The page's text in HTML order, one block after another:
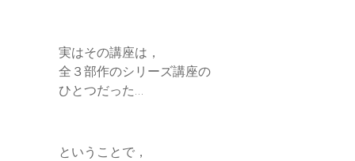
実はその講座は，
全３部作のシリーズ講座の
ひとつだった…
ということで，